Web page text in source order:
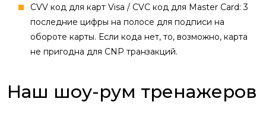
CVV код для карт Visa / CVC код для Master Card: 3
последние цифры на полосе для подписи на
обороте карты. Если кода нет, то, возможно, карта
не пригодна для CNP транзакций.
Наш шоу-рум тренажеров